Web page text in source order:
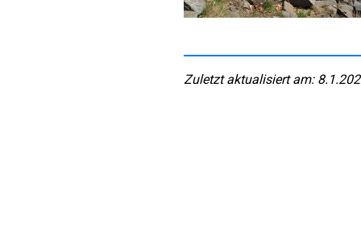
Zuletzt aktualisiert am: